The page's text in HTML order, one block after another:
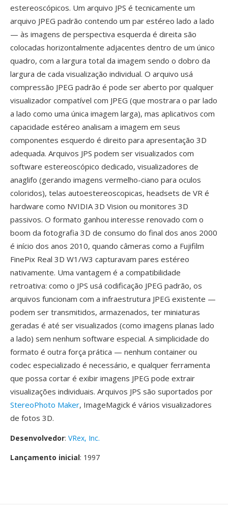
estereoscópicos. Um arquivo JPS é tecnicamente um
arquivo JPEG padrão contendo um par estéreo lado a lado
— às imagens de perspectiva esquerda é direita são
colocadas horizontalmente adjacentes dentro de um único
quadro, com a largura total da imagem sendo o dobro da
largura de cada visualização individual. O arquivo usá
compressão JPEG padrão é pode ser aberto por qualquer
visualizador compatível com JPEG (que mostrara o par lado
a lado como uma única imagem larga), mas aplicativos com
capacidade estéreo analisam a imagem em seus
componentes esquerdo é direito para apresentação 3D
adequada. Arquivos JPS podem ser visualizados com
software estereoscópico dedicado, visualizadores de
anaglifo (gerando imagens vermelho-ciano para oculos
coloridos), telas autoestereoscopicas, headsets de VR é
hardware como NVIDIA 3D Vision ou monitores 3D
passivos. O formato ganhou interesse renovado com o
boom da fotografia 3D de consumo do final dos anos 2000
é início dos anos 2010, quando câmeras como a Fujifilm
FinePix Real 3D W1/W3 capturavam pares estéreo
nativamente. Uma vantagem é a compatibilidade
retroativa: como o JPS usá codificação JPEG padrão, os
arquivos funcionam com a infraestrutura JPEG existente —
podem ser transmitidos, armazenados, ter miniaturas
geradas é até ser visualizados (como imagens planas lado
a lado) sem nenhum software especial. A simplicidade do
formato é outra força prática — nenhum container ou
codec especializado é necessário, e qualquer ferramenta
que possa cortar é exibir imagens JPEG pode extrair
visualizações individuais. Arquivos JPS são suportados por
StereoPhoto Maker, ImageMagick é vários visualizadores
de fotos 3D.
Desenvolvedor: VRex, Inc.
Lançamento inicial: 1997